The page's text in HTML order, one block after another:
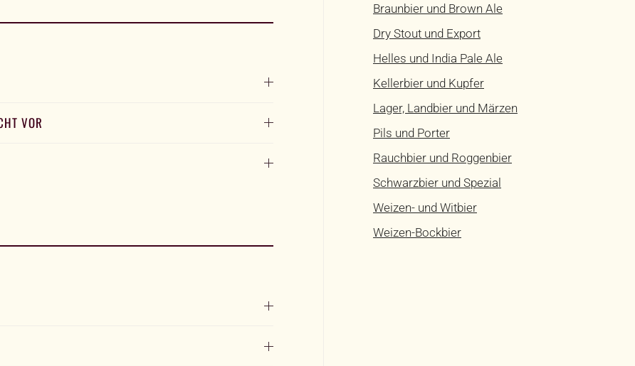
VOR
Braunbier und Brown Ale
Dry Stout und Export
Helles und India Pale Ale
Kellerbier und Kupfer
Lager, Landbier und Märzen
Pils und Porter
Rauchbier und Roggenbier
Schwarzbier und Spezial
Weizen- und Witbier
Weizen-Bockbier